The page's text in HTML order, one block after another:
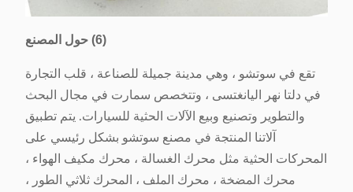
(6) حول المصنع
تقع في سوتشو ، وهي مدينة جميلة للصناعة ، قلب التجارة
في دلتا نهر اليانغتسى ، وتتخصص سمارت في مجال البحث
والتطوير وتصنيع وبيع الآلات الحثية للسيارات. يتم تطبيق
آلاتنا المنتجة في مصنع سوتشو بشكل رئيسي على
المحركات الحثية مثل محرك الغسالة ، محرك مكيف الهواء ،
محرك المضخة ، محرك الملف ، المحرك ثلاثي الطور ،